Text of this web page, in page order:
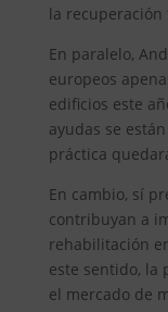
la recuperación
En paralelo,
europeos
edificios este
ayudas se
práctica
En cambio, sí
contribuyan a
rehabilitación
este sentido, la
el mercado de